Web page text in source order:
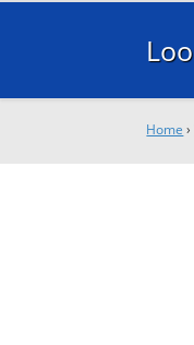
Home ›